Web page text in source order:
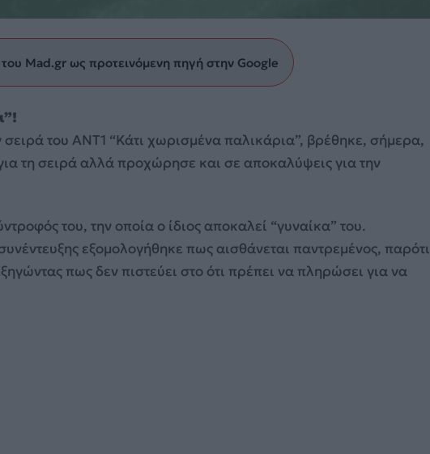
Mad.gr ως προτεινόμενη πηγή στην Google
του ΑΝΤ1 “Κάτι χωρισμένα παλικάρια”, βρέθηκε, σήμερα,
τη σειρά αλλά προχώρησε και σε αποκαλύψεις για την
του, την οποία ο ίδιος αποκαλεί “γυναίκα” του.
εξομολογήθηκε πως αισθάνεται παντρεμένος, παρότι
πως δεν πιστεύει στο ότι πρέπει να πληρώσει για να